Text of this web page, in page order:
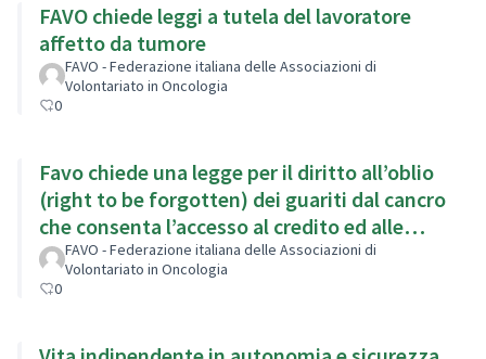
FAVO chiede leggi a tutela del lavoratore
affetto da tumore
FAVO - Federazione italiana delle Associazioni di
Volontariato in Oncologia
0
Favo chiede una legge per il diritto all’oblio
(right to be forgotten) dei guariti dal cancro
che consenta l’accesso al credito ed alle
assicurazioni
FAVO - Federazione italiana delle Associazioni di
Volontariato in Oncologia
0